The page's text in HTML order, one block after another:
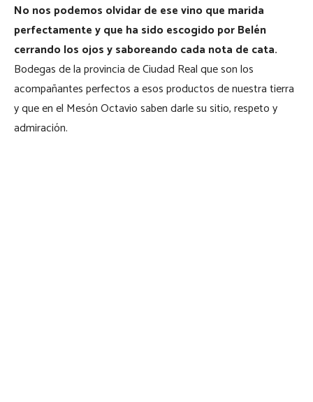
No nos podemos olvidar de ese vino que marida
perfectamente y que ha sido escogido por Belén
cerrando los ojos y saboreando cada nota de cata.
Bodegas de la provincia de Ciudad Real que son los
acompañantes perfectos a esos productos de nuestra tierra
y que en el Mesón Octavio saben darle su sitio, respeto y
admiración.